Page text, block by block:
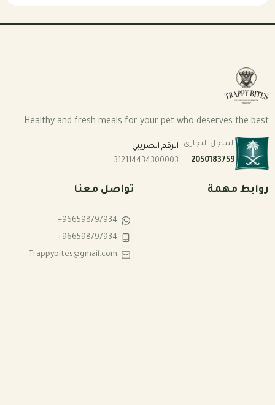
Healthy and fresh meals for your pet who deserves the best
السجل التجاري
2050183759
الرقم الضريبي
312114434300003
روابط مهمة تواصل معنا
+966598797934
+966598797934
Trappybites@gmail.com